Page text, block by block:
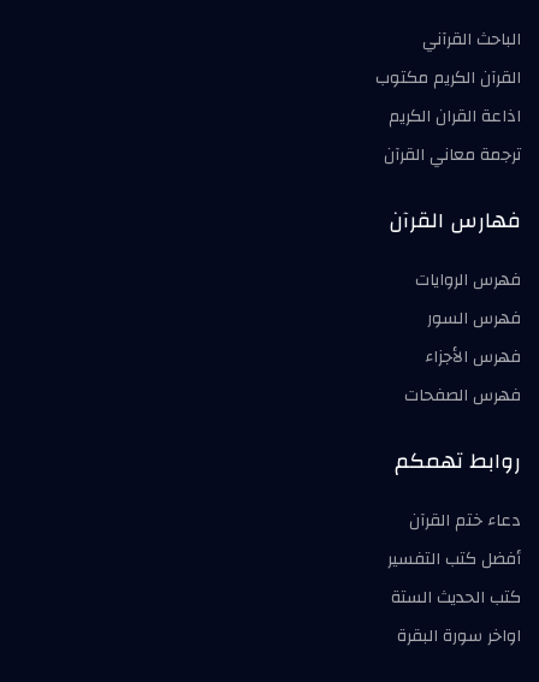
الباحث القرآني
القرآن الكريم مكتوب
اذاعة القران الكريم
ترجمة معاني القرآن
فهارس القرآن
فهرس الروايات
فهرس السور
فهرس الأجزاء
فهرس الصفحات
روابط تهمكم
دعاء ختم القرآن
أفضل كتب التفسير
كتب الحديث الستة
اواخر سورة البقرة